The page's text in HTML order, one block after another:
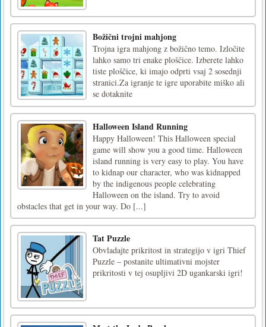
Božični trojni mahjong
Trojna igra mahjong z božično temo. Izločite
lahko samo tri enake ploščice. Izberete lahko
tiste ploščice, ki imajo odprti vsaj 2 sosednji
stranici.Za igranje te igre uporabite miško ali
se dotaknite
Halloween Island Running
Happy Halloween! This Halloween special
game will show you a good time. Halloween
island running is very easy to play. You have
to kidnap our character, who was kidnapped
by the indigenous people celebrating
Halloween on the island. Try to avoid
obstacles that get in your way. Do [...]
Tat Puzzle
Obvladajte prikritost in strategijo v igri Thief
Puzzle – postanite ultimativni mojster
prikritosti v tej osupljivi 2D ugankarski igri!